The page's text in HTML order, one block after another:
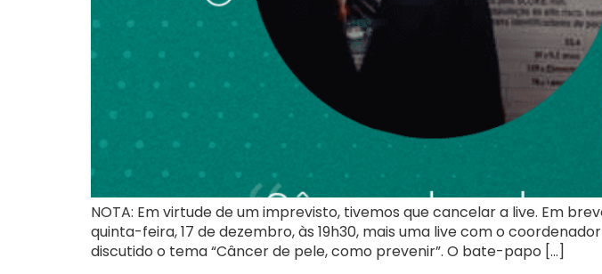
NOTA: Em virtude de um imprevisto, tivemos que cancelar a live. Em
quinta-feira, 17 de dezembro, às 19h30, mais uma live com o
discutido o tema “Câncer de pele, como prevenir”. O bate-papo […]